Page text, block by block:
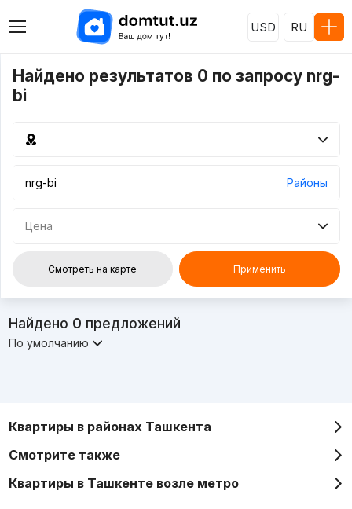
USD RU
Найдено результатов 0 по запросу nrg-
bi
Районы
Цена
Смотреть на карте Применить
Найдено 0 предложений
По умолчанию
Квартиры в районах Ташкента
Смотрите также
Квартиры в Ташкенте возле метро